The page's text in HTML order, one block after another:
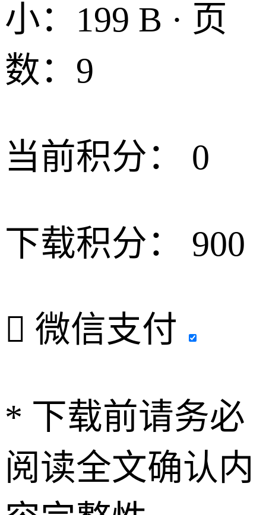
小：199 B · 页
数：9
当前积分： 0
下载积分： 900
 微信支付
* 下载前请务必
阅读全文确认内